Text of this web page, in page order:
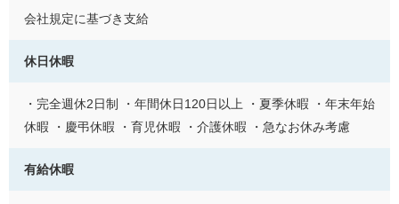
会社規定に基づき支給
休日休暇
・完全週休2日制 ・年間休日120日以上 ・夏季休暇 ・年末年始
休暇 ・慶弔休暇 ・育児休暇 ・介護休暇 ・急なお休み考慮
有給休暇